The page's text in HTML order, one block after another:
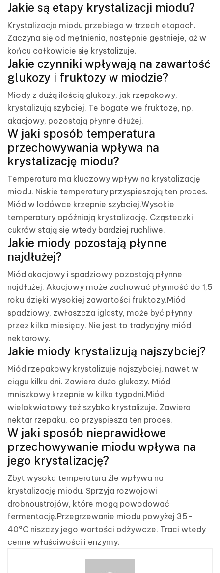
Jakie są etapy krystalizacji miodu?
Krystalizacja miodu przebiega w trzech etapach.
Zaczyna się od mętnienia, następnie gęstnieje, aż w
końcu całkowicie się krystalizuje.
Jakie czynniki wpływają na zawartość
glukozy i fruktozy w miodzie?
Miody z dużą ilością glukozy, jak rzepakowy,
krystalizują szybciej. Te bogate we fruktozę, np.
akacjowy, pozostają płynne dłużej.
W jaki sposób temperatura
przechowywania wpływa na
krystalizację miodu?
Temperatura ma kluczowy wpływ na krystalizację
miodu. Niskie temperatury przyspieszają ten proces.
Miód w lodówce krzepnie szybciej.Wysokie
temperatury opóźniają krystalizację. Cząsteczki
cukrów stają się wtedy bardziej ruchliwe.
Jakie miody pozostają płynne
najdłużej?
Miód akacjowy i spadziowy pozostają płynne
najdłużej. Akacjowy może zachować płynność do 1,5
roku dzięki wysokiej zawartości fruktozy.Miód
spadziowy, zwłaszcza iglasty, może być płynny
przez kilka miesięcy. Nie jest to tradycyjny miód
nektarowy.
Jakie miody krystalizują najszybciej?
Miód rzepakowy krystalizuje najszybciej, nawet w
ciągu kilku dni. Zawiera dużo glukozy. Miód
mniszkowy krzepnie w kilka tygodni.Miód
wielokwiatowy też szybko krystalizuje. Zawiera
nektar rzepaku, co przyspiesza ten proces.
W jaki sposób nieprawidłowe
przechowywanie miodu wpływa na
jego krystalizację?
Zbyt wysoka temperatura źle wpływa na
krystalizację miodu. Sprzyja rozwojowi
drobnoustrojów, które mogą powodować
fermentację.Przegrzewanie miodu powyżej 35-
40°C niszczy jego wartości odżywcze. Traci wtedy
cenne właściwości i enzymy.